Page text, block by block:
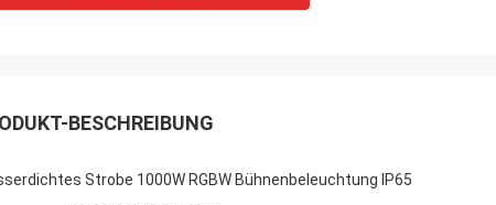
BESCHREIBUNG
Strobe 1000W RGBW Bühnenbeleuchtung IP65